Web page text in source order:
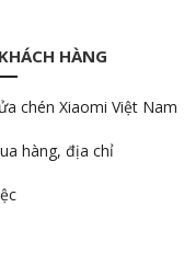
HÀNG
chén Xiaomi Việt Nam
hàng, địa chỉ